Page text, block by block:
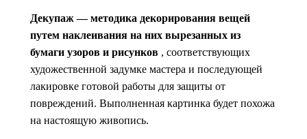
Декупаж — методика декорирования вещей
путем наклеивания на них вырезанных из
бумаги узоров и рисунков , соответствующих
художественной задумке мастера и последующей
лакировке готовой работы для защиты от
повреждений. Выполненная картинка будет похожа
на настоящую живопись.